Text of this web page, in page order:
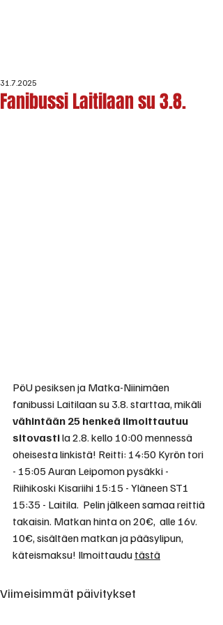
Fanibussi Laitilaan su 3.8.
31.7.2025
PöU pesiksen ja Matka-Niinimäen
fanibussi Laitilaan su 3.8. starttaa, mikäli
vähintään 25 henkeä ilmoittautuu
sitovasti la 2.8. kello 10:00 mennessä
oheisesta linkistä! Reitti: 14:50 Kyrön tori
- 15:05 Auran Leipomon pysäkki -
Riihikoski Kisariihi 15:15 - Yläneen ST1
15:35 - Laitila.  Pelin jälkeen samaa reittiä
takaisin. Matkan hinta on 20€,  alle 16v.
10€, sisältäen matkan ja pääsylipun,
käteismaksu! Ilmoittaudu tästä
Viimeisimmät päivitykset